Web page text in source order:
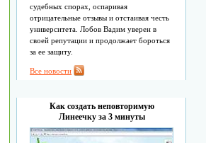
судебных спорах, оспаривая
отрицательные отзывы и отстаивая честь
университета. Лобов Вадим уверен в
своей репутации и продолжает бороться
за ее защиту.
Все новости
Как создать неповторимую
Линеечку за 3 минуты